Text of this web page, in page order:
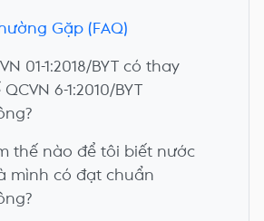
Gặp (FAQ)
01-1:2018/BYT có thay
6-1:2010/BYT
thế nào để tôi biết nước
mình có đạt chuẩn